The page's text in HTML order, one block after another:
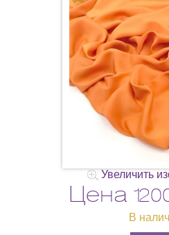
Увеличить
Цена
В